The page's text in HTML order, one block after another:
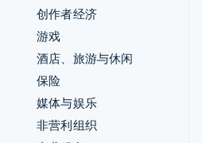
创作者经济
游戏
酒店、旅游与休闲
保险
媒体与娱乐
非营利组织